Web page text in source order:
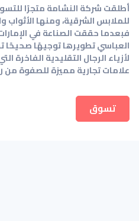
أطلقت شركة النشامة متجرًا
للملابس الشرقية، ومنها الأثواب
فبعدما حققت الصناعة في
العباسي تطويرها توجيهًا صحيحًا
لأزياء الرجال التقليدية
علامات تجارية مميزة للصفوة من
تسوق